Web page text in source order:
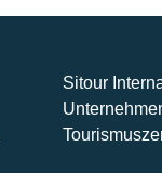
Sitour